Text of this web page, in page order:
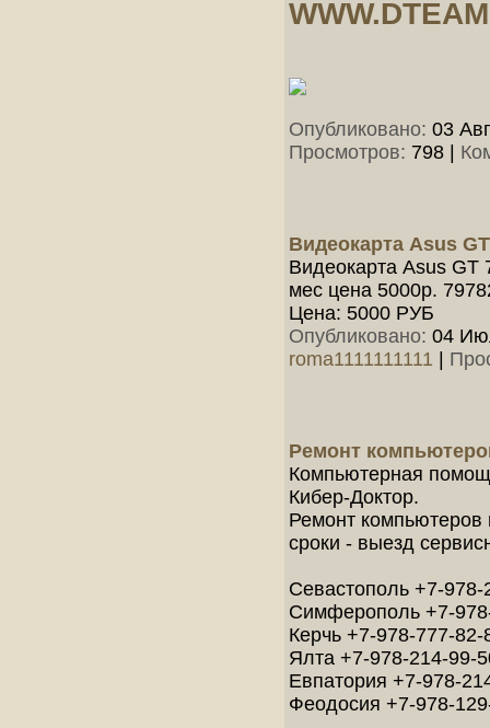
Опубликовано: 03
Просмотров: 798
Видеокарта Asus
Видеокарта Asus GT
мес цена 5000р.
Цена: 5000 РУБ
Опубликовано: 04
roma1111111111
Ремонт
Компьютерная
Кибер-Доктор.
Ремонт
сроки - выезд
Севастополь +7-978-
Симферополь +7-
Керчь +7-978-777-82-
Ялта +7-978-214-99-
Евпатория +7-978-
Феодосия +7-978-